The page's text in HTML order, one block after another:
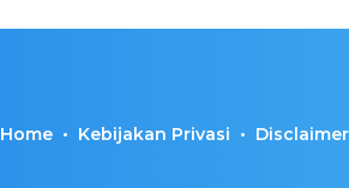
Home Kebijakan Privasi Disclaimer